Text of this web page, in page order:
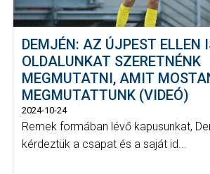
DEMJÉN: AZ ÚJPEST ELLEN
OLDALUNKAT SZERETNÉNK
MEGMUTATNI, AMIT
MEGMUTATTUNK (VIDEÓ)
2024-10-24
Remek formában lévő kapusunkat,
kérdeztük a csapat és a saját id...